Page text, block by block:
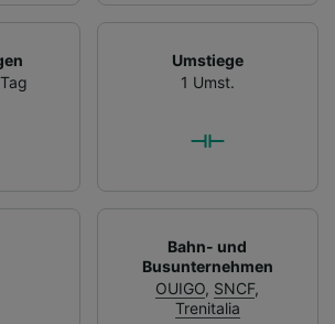
Umstiege
1 Umst.
Bahn- und
Busunternehmen
OUIGO, SNCF,
Trenitalia